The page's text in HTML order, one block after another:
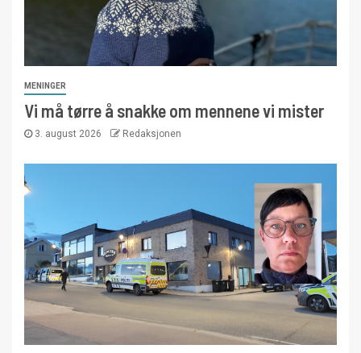
MENINGER
Vi må tørre å snakke om mennene vi mister
3. august 2026 Redaksjonen